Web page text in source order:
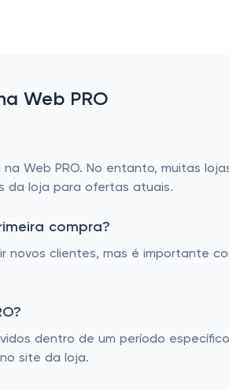
Web PRO
Web PRO. No entanto, muitas
da loja para ofertas atuais.
compra?
clientes, mas é importante
dentro de um período
site da loja.